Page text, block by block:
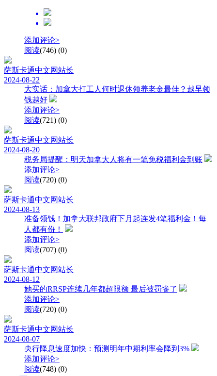
添加评论>
阅读(746) (0)
萨斯卡通中文网站长
2024-08-22
大实话：加拿大打工人何时退休领养老金最佳？越早领
钱越好
添加评论>
阅读(721) (0)
萨斯卡通中文网站长
2024-08-20
税务局提醒：明天加拿大人将有一笔免税福利金到账
添加评论>
阅读(720) (0)
萨斯卡通中文网站长
2024-08-13
准备领钱！加拿大联邦政府下月起连发4笔福利金！每
人都有份！
添加评论>
阅读(707) (0)
萨斯卡通中文网站长
2024-08-12
她买的RRSP连续几年都超限额 最后被罚惨了
添加评论>
阅读(720) (0)
萨斯卡通中文网站长
2024-08-07
央行降息速度加快：预测明年中期利率会降到3%
添加评论>
阅读(748) (0)